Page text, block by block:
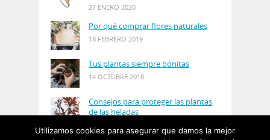
27 ENERO 2020
Por qué comprar flores naturales
18 FEBRERO 2019
Tus plantas siempre bonitas
14 OCTUBRE 2018
Consejos para proteger las plantas
de las heladas
Utilizamos cookies para asegurar que damos la mejor